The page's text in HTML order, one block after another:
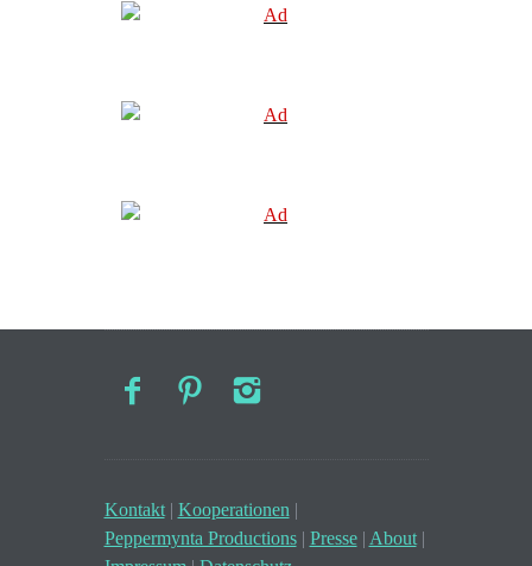
Kontakt| Kooperationen |
Peppermynta Productions| Presse| About|